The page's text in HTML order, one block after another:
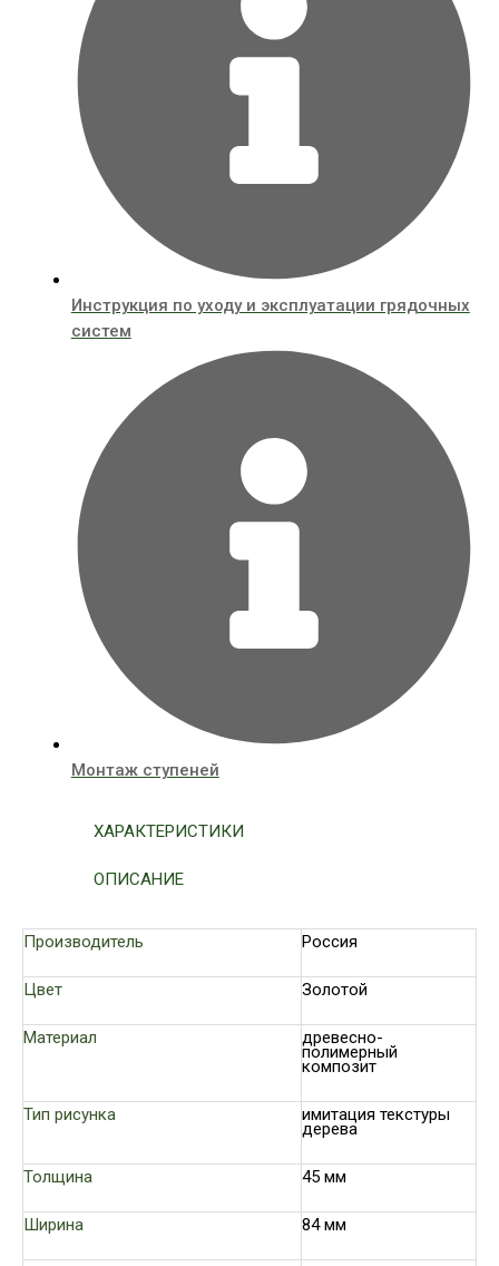
Инструкция по уходу и эксплуатации грядочных
систем
Монтаж ступеней
ХАРАКТЕРИСТИКИ
ОПИСАНИЕ
Производитель Россия
Цвет Золотой
Материал древесно-
полимерный
композит
Тип рисунка имитация текстуры
дерева
Толщина 45 мм
Ширина 84 мм